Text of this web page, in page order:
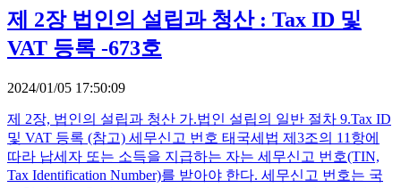
제 2장 법인의 설립과 청산 : Tax ID 및
VAT 등록 -673호
2024/01/05 17:50:09
제 2장, 법인의 설립과 청산 가.법인 설립의 일반 절차 9.Tax ID
및 VAT 등록 (참고) 세무신고 번호 태국세법 제3조의 11항에
따라 납세자 또는 소득을 지급하는 자는 세무신고 번호(TIN,
Tax Identification Number)를 받아야 한다. 세무신고 번호는 국